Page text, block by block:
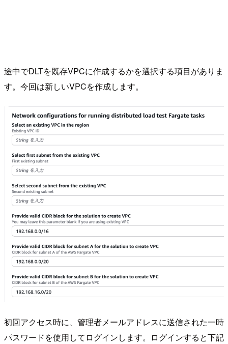
途中でDLTを既存VPCに作成するかを選択する項目がありま
す。今回は新しいVPCを作成します。
初回アクセス時に、管理者メールアドレスに送信された一時
パスワードを使用してログインします。ログインすると下記